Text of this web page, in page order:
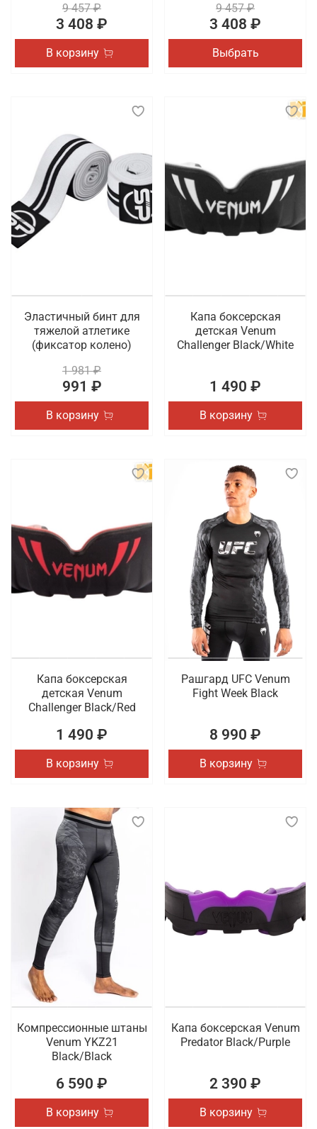
9 457 ₽
3 408 ₽
В корзину
9 457 ₽
3 408 ₽
Выбрать
Эластичный бинт для
тяжелой атлетике
(фиксатор колено)
1 981 ₽
991 ₽
В корзину
Капа боксерская
детская Venum
Challenger Black/White
1 490 ₽
В корзину
Капа боксерская
детская Venum
Challenger Black/Red
1 490 ₽
В корзину
Рашгард UFC Venum
Fight Week Black
8 990 ₽
В корзину
Компрессионные штаны
Venum YKZ21
Black/Black
6 590 ₽
В корзину
Капа боксерская Venum
Predator Black/Purple
2 390 ₽
В корзину